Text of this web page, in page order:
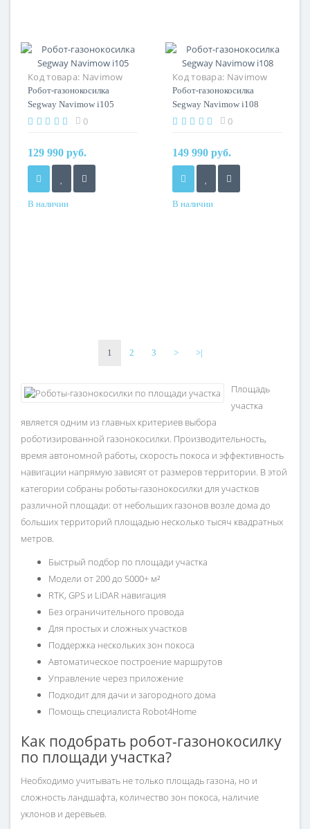
Код товара: Navimow
i105
Робот-газонокосилка
Segway Navimow i105
0
129 990 руб.
В наличии
Код товара: Navimow
i108
Робот-газонокосилка
Segway Navimow i108
0
149 990 руб.
В наличии
1 2 3 > >|
Площадь
участка
является одним из главных критериев выбора
роботизированной газонокосилки. Производительность,
время автономной работы, скорость покоса и эффективность
навигации напрямую зависят от размеров территории. В этой
категории собраны роботы-газонокосилки для участков
различной площади: от небольших газонов возле дома до
больших территорий площадью несколько тысяч квадратных
метров.
Быстрый подбор по площади участка
Модели от 200 до 5000+ м²
RTK, GPS и LiDAR навигация
Без ограничительного провода
Для простых и сложных участков
Поддержка нескольких зон покоса
Автоматическое построение маршрутов
Управление через приложение
Подходит для дачи и загородного дома
Помощь специалиста Robot4Home
Как подобрать робот-газонокосилку
по площади участка?
Необходимо учитывать не только площадь газона, но и
сложность ландшафта, количество зон покоса, наличие
уклонов и деревьев.